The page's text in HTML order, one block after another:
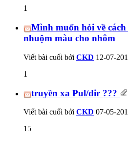
1
Mình muốn hỏi về
nhuộm màu cho nhôm
Viết bài cuối bởi CKD 12-07-
1
truyền xa Pul/dir ???
Viết bài cuối bởi CKD 07-05-
15